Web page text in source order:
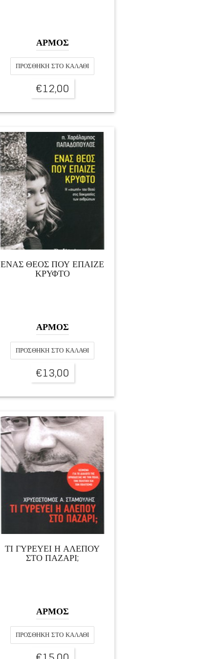
ΑΡΜΟΣ
ΠΡΟΣΘΉΚΗ ΣΤΟ ΚΑΛΆΘΙ
€12,00
ΕΝΑΣ ΘΕΟΣ ΠΟΥ ΕΠΑΙΖΕ
ΚΡΥΦΤΟ
ΑΡΜΟΣ
ΠΡΟΣΘΉΚΗ ΣΤΟ ΚΑΛΆΘΙ
€13,00
ΤΙ ΓΥΡΕΥΕΙ Η ΑΛΕΠΟΥ
ΣΤΟ ΠΑΖΑΡΙ;
ΑΡΜΟΣ
ΠΡΟΣΘΉΚΗ ΣΤΟ ΚΑΛΆΘΙ